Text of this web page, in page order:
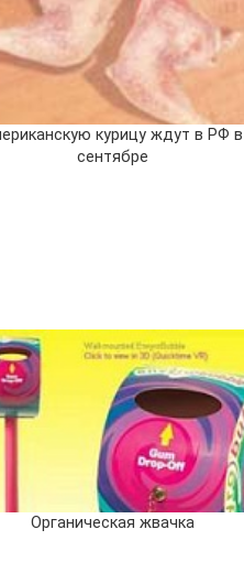
курицу ждут в РФ в
сентябре
Органическая жвачка